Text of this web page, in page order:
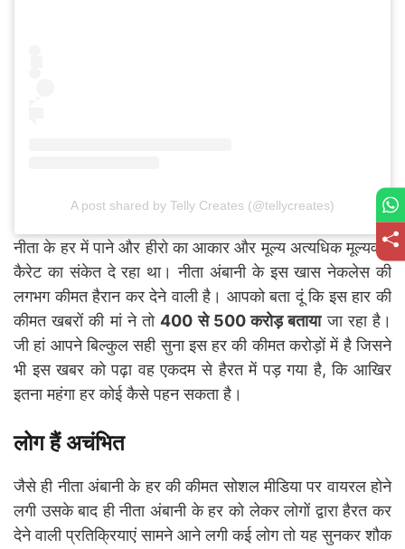
A post shared by Telly Creates (@tellycreates)
नीता के हर में पाने और हीरो का आकार और मूल्य अत्यधिक मूल्यवान
कैरेट का संकेत दे रहा था। नीता अंबानी के इस खास नेकलेस की
लगभग कीमत हैरान कर देने वाली है। आपको बता दूं कि इस हार की
कीमत खबरों की मां ने तो400 से 500 करोड़ बतायाजा रहा है।
जी हां आपने बिल्कुल सही सुना इस हर की कीमत करोड़ों में है जिसने
भी इस खबर को पढ़ा वह एकदम से हैरत में पड़ गया है, कि आखिर
इतना महंगा हर कोई कैसे पहन सकता है।
लोग हैं अचंभित
जैसे ही नीता अंबानी के हर की कीमत सोशल मीडिया पर वायरल होने
लगी उसके बाद ही नीता अंबानी के हर को लेकर लोगों द्वारा हैरत कर
देने वाली प्रतिक्रियाएं सामने आने लगी कई लोग तो यह सुनकर शौक